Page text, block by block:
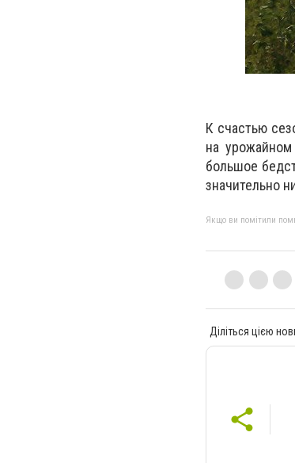
К счастью
на
большое
значительно
Якщо ви помітили
Діліться цією